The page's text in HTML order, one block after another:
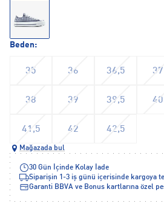
Beden:
35 36 36,5 37
38 39 39,5 40
41,5 42 42,5
Mağazada bul
30 Gün İçinde Kolay İade
Siparişin 1-3 iş günü içerisinde kargoya
Garanti BBVA ve Bonus kartlarına özel